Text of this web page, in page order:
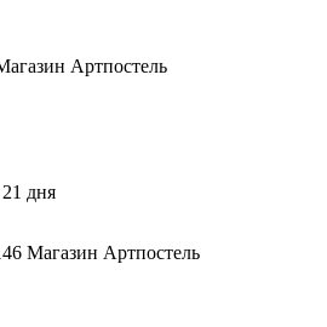
Артпостель
дня
Магазин Артпостель